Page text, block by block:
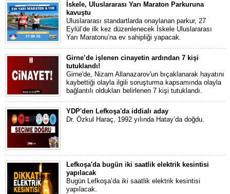
İskele, Uluslararası Yarı Maraton Parkuruna
kavuştu
Uluslararası standartlarda onaylanan parkur, 27
Eylül’de ilk kez düzenlenecek İskele Uluslararası
Yarı Maratonu’na ev sahipliği yapacak.
Girne’de işlenen cinayetin ardından 7 kişi
tutuklandı!
Girne'de, Nizam Allanazarov'un bıçaklanarak hayatını
kaybettiği olayla ilgili soruşturma kapsamında olayla
bağlantılı oldukları belirlenen 7 kişi tutuklandı.
YDP'den Lefkoşa'da iddialı aday
Dr. Özkul Haraç, 1992 yılında Hatay’da doğdu.
Lefkoşa'da bugün iki saatlik elektrik kesintisi
yapılacak
Bugün Lefkoşa’da iki saatlik elektrik kesintisi
yapılacak.